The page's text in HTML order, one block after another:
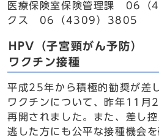
医療保険室保険管理課 06（
クス 06（4309）3805
HPV（子宮頸がん予防）
ワクチン接種
平成25年から積極的勧奨が差
ワクチンについて、昨年11月
再開されました。また、差し
逃した方にも公平な接種機会